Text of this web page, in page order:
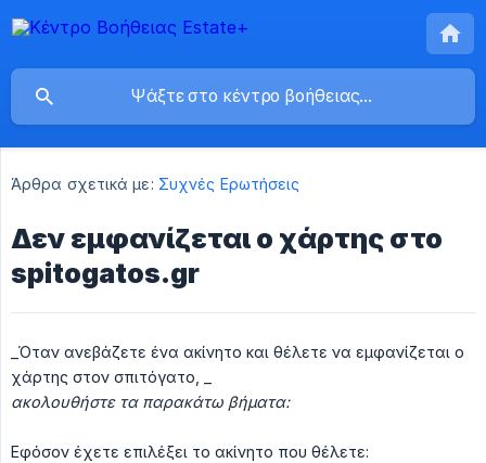
Άρθρα σχετικά με: Συχνές Ερωτήσεις
Δεν εμφανίζεται ο χάρτης στο
spitogatos.gr
_Όταν ανεβάζετε ένα ακίνητο και θέλετε να εμφανίζεται ο
χάρτης στον σπιτόγατο, _
ακολουθήστε τα παρακάτω βήματα:
Εφόσον έχετε επιλέξει το ακίνητο που θέλετε: